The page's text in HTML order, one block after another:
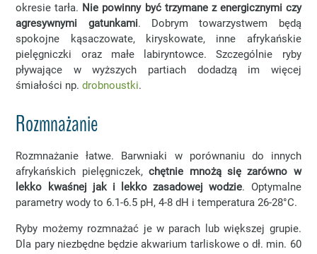
okresie tarła. Nie powinny być trzymane z energicznymi czy
agresywnymi gatunkami. Dobrym towarzystwem będą
spokojne kąsaczowate, kiryskowate, inne afrykańskie
pielęgniczki oraz małe labiryntowce. Szczególnie ryby
pływające w wyższych partiach dodadzą im więcej
śmiałości np. drobnoustki.
Rozmnażanie
Rozmnażanie łatwe. Barwniaki w porównaniu do innych
afrykańskich pielęgniczek,chętnie mnożą się zarówno w
lekko kwaśnej jak i lekko zasadowej wodzie. Optymalne
parametry wody to 6.1-6.5 pH, 4-8 dH i temperatura 26-28°C.
Ryby możemy rozmnażać je w parach lub większej grupie.
Dla pary niezbędne będzie akwarium tarliskowe o dł. min. 60